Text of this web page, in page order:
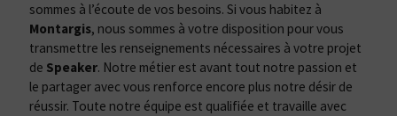
sommes à l’écoute de vos besoins. Si vous habitez à
Montargis, nous sommes à votre disposition pour vous
transmettre les renseignements nécessaires à votre projet
de Speaker. Notre métier est avant tout notre passion et
le partager avec vous renforce encore plus notre désir de
réussir. Toute notre équipe est qualifiée et travaille avec